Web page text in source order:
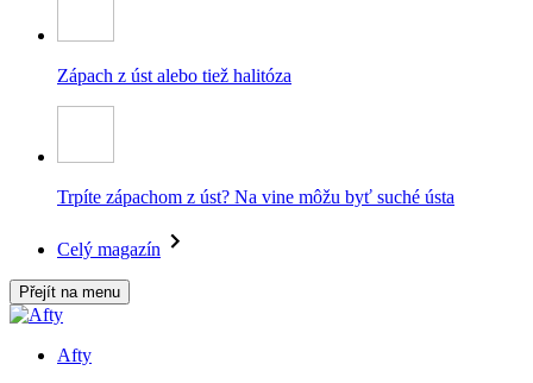
Zápach z úst alebo tiež halitóza
Trpíte zápachom z úst? Na vine môžu byť suché ústa
Celý magazín
Přejít na menu
Afty